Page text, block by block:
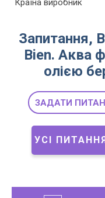
Країна виробник
Запитання,
Bien. Аква
олією
ЗАДАТИ
УСІ